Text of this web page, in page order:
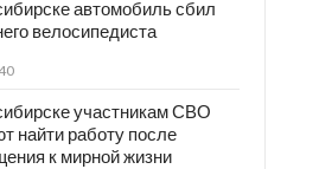
автомобиль сбил
велосипедиста
участникам СВО
найти работу после
к мирной жизни